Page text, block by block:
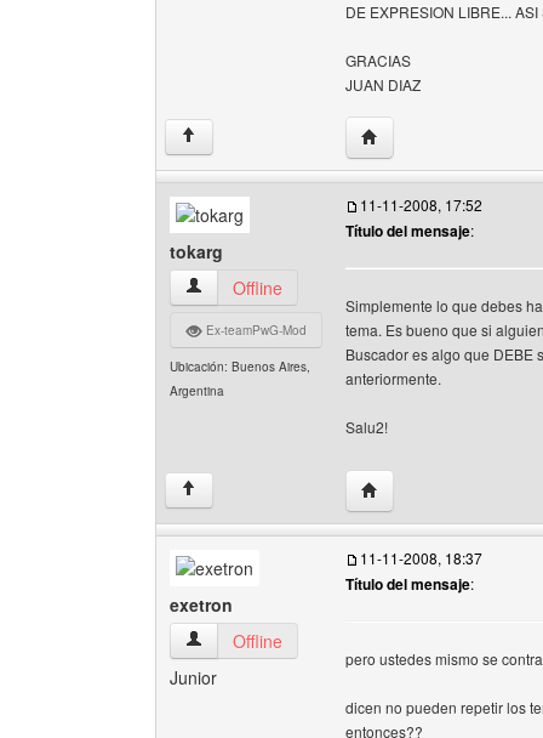
DE EXPRESION LIBRE...
GRACIAS
JUAN DIAZ
↑ Visitar sitio web del
tokarg
tokarg Ver perfil del usuario
Offline
Ex-teamPwG-Mod
Ubicación: Buenos Aires,
Argentina
11-11-2008, 17:52
Título del mensaje:
Simplemente lo que debes
tema. Es bueno que si
Buscador es algo que DEBE
anteriormente.
Salu2!
↑ Visitar sitio web del
exetron
exetron Ver perfil del usuario
Offline
Junior
11-11-2008, 18:37
Título del mensaje:
pero ustedes mismo se
dicen no pueden repetir los
entonces??